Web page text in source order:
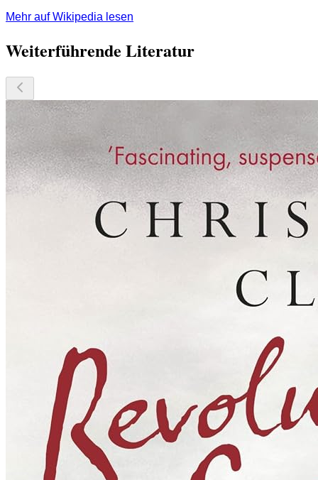
Mehr auf Wikipedia lesen
Weiterführende Literatur